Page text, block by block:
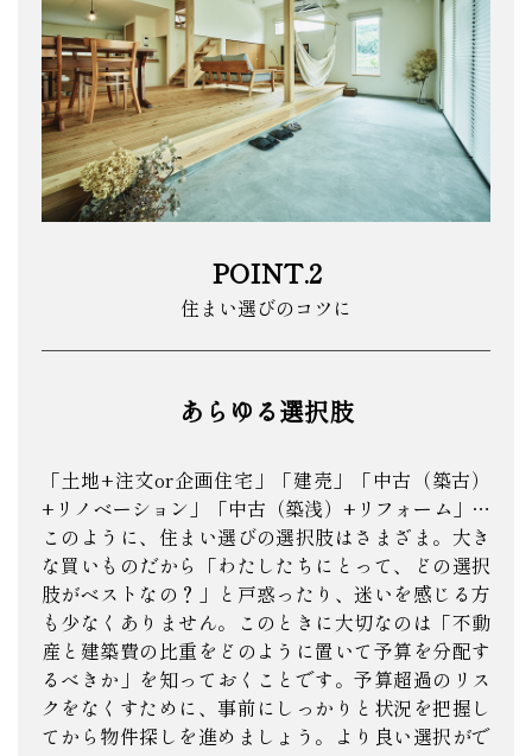
POINT.2
住まい選びのコツに
あらゆる選択肢
「土地+注文or企画住宅」「建売」「中古（築古）
+リノベーション」「中古（築浅）+リフォーム」…
このように、住まい選びの選択肢はさまざま。大き
な買いものだから「わたしたちにとって、どの選択
肢がベストなの？」と戸惑ったり、迷いを感じる方
も少なくありません。このときに大切なのは「不動
産と建築費の比重をどのように置いて予算を分配す
るべきか」を知っておくことです。予算超過のリス
クをなくすために、事前にしっかりと状況を把握し
てから物件探しを進めましょう。より良い選択がで